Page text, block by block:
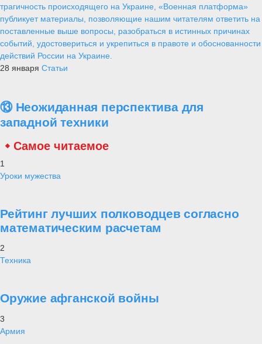
трагичность происходящего на Украине, «Военная платформа»
публикует материалы, позволяющие нашим читателям ответить на
поставленные выше вопросы, разобраться в истинных причинах
событий, удостовериться и укрепиться в правоте и обоснованности
действий России на Украине.
28 января Статьи
⑬ Неожиданная перспектива для
западной техники
Самое читаемое
1
Уроки мужества
Рейтинг лучших полководцев согласно
математическим расчетам
2
Техника
Оружие афганской войны
3
Армия